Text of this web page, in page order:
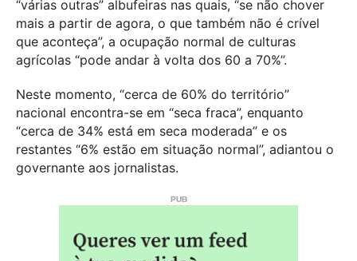
“várias outras” albufeiras nas quais, “se não chover
mais a partir de agora, o que também não é crível
que aconteça”, a ocupação normal de culturas
agrícolas “pode andar à volta dos 60 a 70%”.
Neste momento, “cerca de 60% do território”
nacional encontra-se em “seca fraca”, enquanto
“cerca de 34% está em seca moderada” e os
restantes “6% estão em situação normal”, adiantou o
governante aos jornalistas.